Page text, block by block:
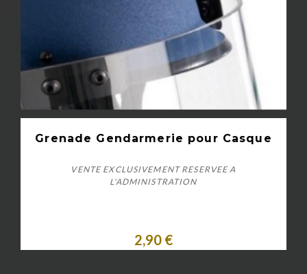
Personnaliser
Grenade Gendarmerie pour Casque
VENTE EXCLUSIVEMENT RESERVEE A
L'ADMINISTRATION
2,90 €